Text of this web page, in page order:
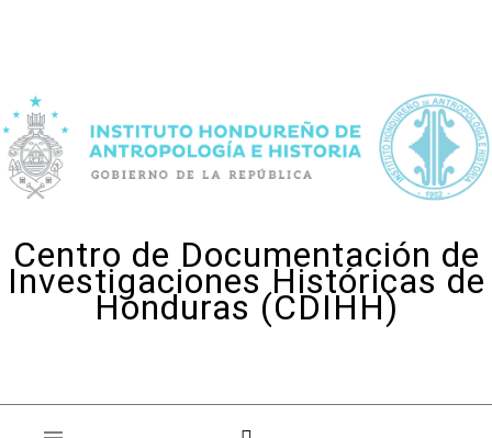
Centro de Documentación de
Investigaciones Históricas de
Honduras (CDIHH)